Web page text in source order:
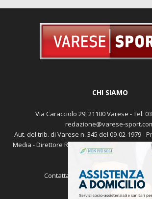
CHI SIAMO
Via Caracciolo 29, 21100 Varese - Tel.
redazione@varese-
Aut. del trib. di Varese n. 345 del 09-02-1979 -
Media - Direttore Responsabile: Michele
Pubblicità
Contattaci: redazione@varese-